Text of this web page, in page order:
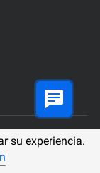
su experiencia.
CA 91789